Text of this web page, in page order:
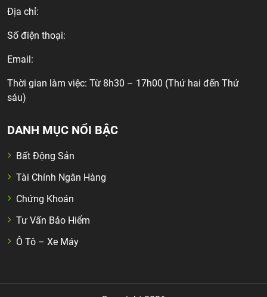
Địa chỉ:
Số điện thoại:
Email:
Thời gian làm việc: Từ 8h30 – 17h00 (Thứ hai đến Thứ
sáu)
DANH MỤC NỔI BẬC
Bất Động Sản
Tài Chính Ngân Hàng
Chứng Khoán
Tư Vấn Bảo Hiểm
Ô Tô – Xe Máy